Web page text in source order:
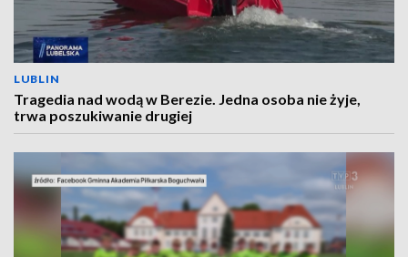
LUBLIN
Tragedia nad wodą w Berezie. Jedna osoba nie żyje,
trwa poszukiwanie drugiej